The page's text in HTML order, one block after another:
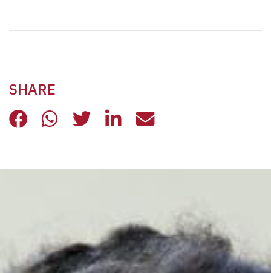
SHARE
REGOLARIZZAZIONE: UN PRIMO
REGOLARIZZAZIONE: UN
REGOLARIZZAZIONE: UN